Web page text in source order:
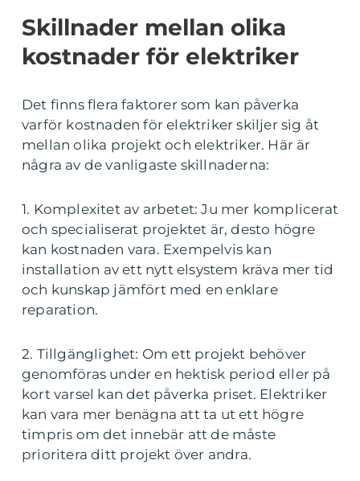
Skillnader mellan olika
kostnader för elektriker
Det finns flera faktorer som kan påverka
varför kostnaden för elektriker skiljer sig åt
mellan olika projekt och elektriker. Här är
några av de vanligaste skillnaderna:
1. Komplexitet av arbetet: Ju mer komplicerat
och specialiserat projektet är, desto högre
kan kostnaden vara. Exempelvis kan
installation av ett nytt elsystem kräva mer tid
och kunskap jämfört med en enklare
reparation.
2. Tillgänglighet: Om ett projekt behöver
genomföras under en hektisk period eller på
kort varsel kan det påverka priset. Elektriker
kan vara mer benägna att ta ut ett högre
timpris om det innebär att de måste
prioritera ditt projekt över andra.